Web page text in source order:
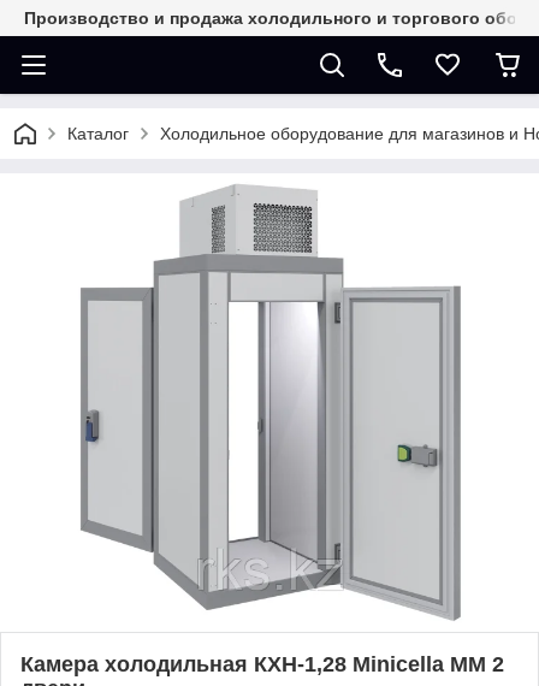
Производство и продажа холодильного и торгового
Каталог Холодильное оборудование для магазинов и
Камера холодильная КХН-1,28 Minicella ММ 2